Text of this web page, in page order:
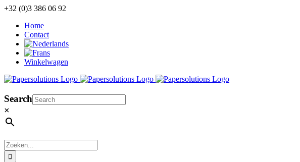
Ga
inhoud
+32 (0)3 386 06 92
Home
Contact
Winkelwagen
Search
×
Zoeken
naar: